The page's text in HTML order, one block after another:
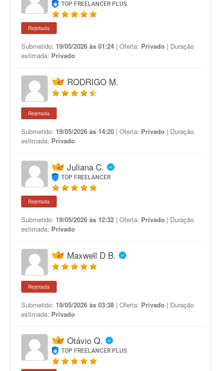
TOP FREELANCER PLUS
Rejeitada
Submetido: 19/05/2026 às 01:24 | Oferta: Privado | Duração
estimada: Privado
RODRIGO M.
Rejeitada
Submetido: 19/05/2026 às 14:20 | Oferta: Privado | Duração
estimada: Privado
Juliana C.
TOP FREELANCER
Rejeitada
Submetido: 19/05/2026 às 12:32 | Oferta: Privado | Duração
estimada: Privado
Maxwell D B.
Rejeitada
Submetido: 19/05/2026 às 03:38 | Oferta: Privado | Duração
estimada: Privado
Otávio Q.
TOP FREELANCER PLUS